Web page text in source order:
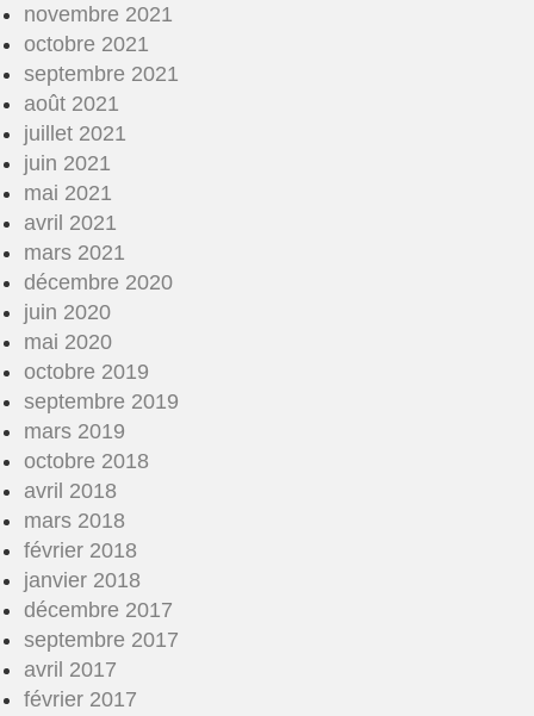
novembre 2021
octobre 2021
septembre 2021
août 2021
juillet 2021
juin 2021
mai 2021
avril 2021
mars 2021
décembre 2020
juin 2020
mai 2020
octobre 2019
septembre 2019
mars 2019
octobre 2018
avril 2018
mars 2018
février 2018
janvier 2018
décembre 2017
septembre 2017
avril 2017
février 2017